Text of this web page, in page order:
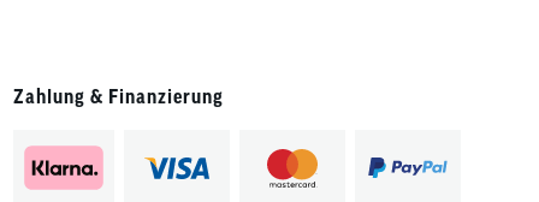
Zahlung & Finanzierung